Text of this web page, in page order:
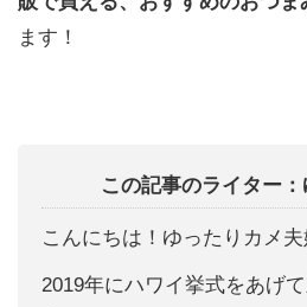
ます！
この記事のライター
こんにちは！ゆったりカメ夫
2019年にハワイ挙式をあげ